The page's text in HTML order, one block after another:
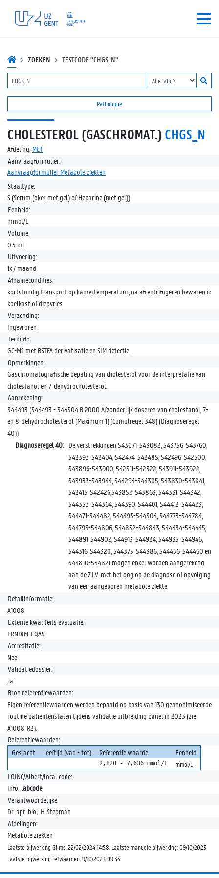
ZOEKEN TESTCODE "CHGS_N"
Pathologie
CHOLESTEROL (GASCHROMAT.) CHGS_N
Afdeling: MET
Aanvraagformulier:
Aanvraagformulier Metabole ziekten
Staaltype:
S (Serum (oker met gel) of Heparine (met gel))
Eenheid:
mmol/L
Volume:
0.5 ml
Uitvoering:
1x / maand
Afnamecondities:
kortstondig transport op kamertemperatuur, na afcentrifugeren bewaren in
koelkast of diepvries
Verzending:
Ingevroren
Techinfo:
GC-MS met BSTFA derivatisatie en SIM detectie.
Opmerkingen:
Gaschromatografische bepaling van cholesterol voor de interpretatie van
cholestanol en 7-dehydrocholesterol.
Aanrekening:
544493 (544493 - 544504 B 2000 Afzonderlijk doseren van cholestanol, 7-
en 8-dehydrocholesterol (Maximum 1) (Cumulregel 348) (Diagnoseregel
40))
Diagnoseregel 40: De verstrekkingen 543071-543082, 543756-543760,
542393-542404, 542474-542485, 542496-542500,
543896-543900, 542511-542522, 543911-543922,
543933-543944, 544294-544305, 543830-543841,
542415-542426,543852-543863, 544331-544342,
544353-544364, 544390-544401, 544412-544423,
544471-544482, 544493-544504, 544773-544784,
544795-544806, 544832-544843, 544434-544445,
544891-544902, 544913-544924, 544935-544946,
544316-544320, 544375-544386, 544456-544460 en
544810-544821 mogen enkel worden aangerekend
aan de Z.I.V. met het oog op de diagnose of opvolging
van een aangeboren metabole ziekte.
Detailinformatie:
A1008
Externe kwaliteits evaluatie:
ERNDIM-EQAS
Accreditatie:
Nee
Validatiedossier:
Ja
Bron referentiewaarden:
Eigen referentiewaarden werden bepaald op basis van 130 geanonimiseerde
routine patiëntenstalen tijdens validatie uitbreiding panel in 2023 (zie
A1008-R2).
Referentiewaarden:
Geslacht
Leeftijd (van - tot) Referentie waarde Eenheid
2,820 - 7,636 mmol/L mmol/L
LOINC/Albert/local code:
Info: labcode
Verantwoordelijke:
Dr. apr. biol. H. Stepman
Afdelingen:
Metabole ziekten
Laatste bijwerking Glims: 22/02/2024 14:58. Laatste manuele bijwerking: 09/10/2023
Laatste bijwerking refwaarden: 9/10/2023 09:34.